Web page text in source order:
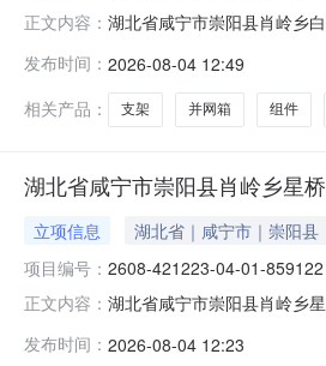
正文内容： 湖北省咸宁市崇阳县肖岭乡
码:2608-421223-04-01-
发布时间： 2026-08-04 12:49
相关产品：
支架 并网箱 组件
湖北省咸宁市崇阳县肖岭乡星
立项信息 湖北省｜咸宁市｜崇阳县
项目编号： 2608-421223-04-01-859122
正文内容： 湖北省咸宁市崇阳县肖岭乡
421223-04-01-859122项目
发布时间： 2026-08-04 12:23